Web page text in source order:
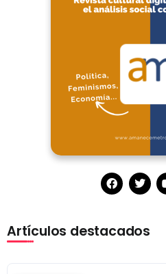
Artículos destacados